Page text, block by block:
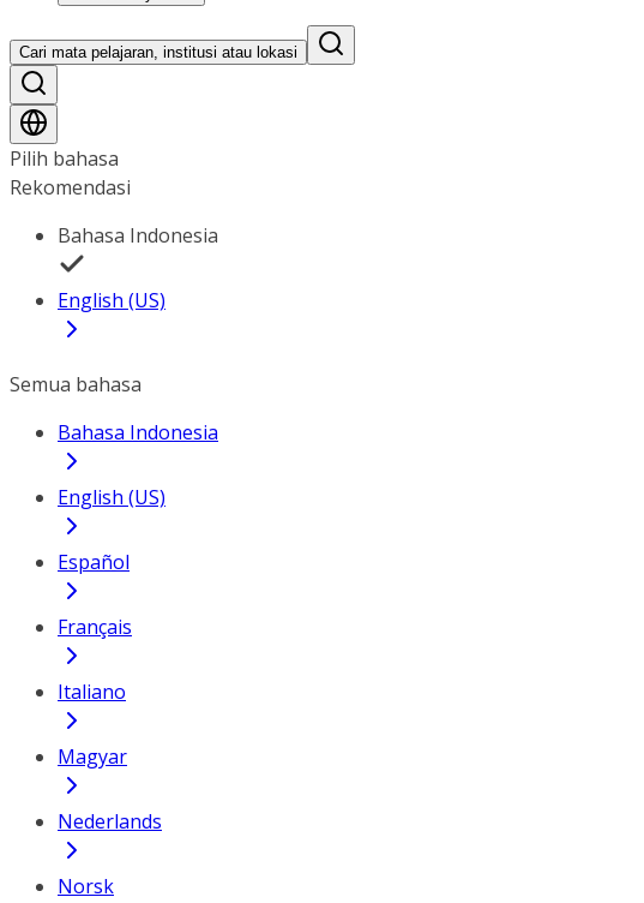
Cari mata pelajaran, institusi atau lokasi
Pilih bahasa
Rekomendasi
Bahasa Indonesia
English (US)
Semua bahasa
Bahasa Indonesia
English (US)
Español
Français
Italiano
Magyar
Nederlands
Norsk